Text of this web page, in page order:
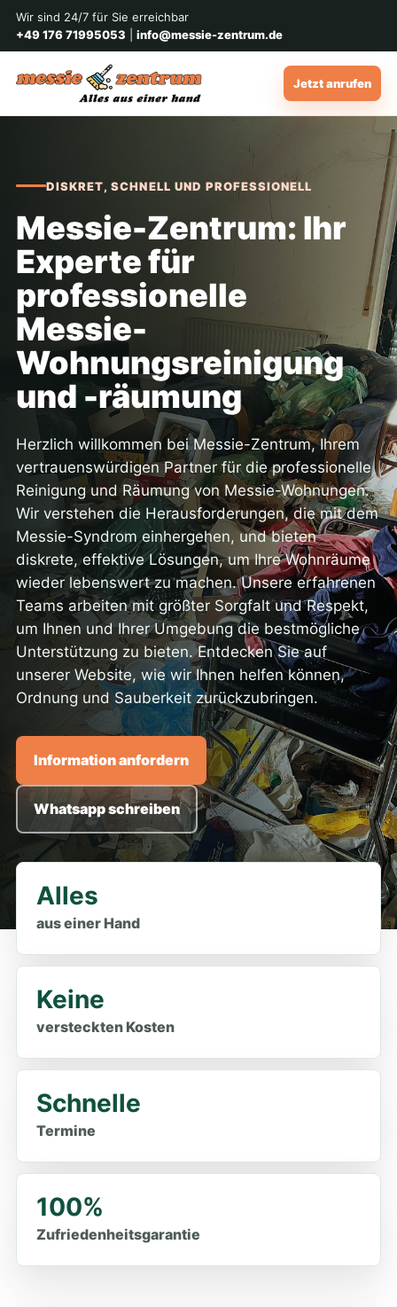
Wir sind 24/7 für Sie erreichbar
+49 176 71995053
info@messie-zentrum.de
Jetzt anrufen
DISKRET, SCHNELL UND PROFESSIONELL
Messie-Zentrum: Ihr
Experte für
professionelle
Messie-
Wohnungsreinigung
und -räumung
Herzlich willkommen bei Messie-Zentrum, Ihrem
vertrauenswürdigen Partner für die professionelle
Reinigung und Räumung von Messie-Wohnungen.
Wir verstehen die Herausforderungen, die mit dem
Messie-Syndrom einhergehen, und bieten
diskrete, effektive Lösungen, um Ihre Wohnräume
wieder lebenswert zu machen. Unsere erfahrenen
Teams arbeiten mit größter Sorgfalt und Respekt,
um Ihnen und Ihrer Umgebung die bestmögliche
Unterstützung zu bieten. Entdecken Sie auf
unserer Website, wie wir Ihnen helfen können,
Ordnung und Sauberkeit zurückzubringen.
Information anfordern
Whatsapp schreiben
Alles
aus einer Hand
Keine
versteckten Kosten
Schnelle
Termine
100%
Zufriedenheitsgarantie